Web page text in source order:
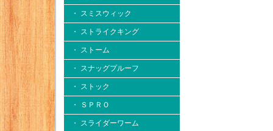
・ スミスウィック
・ ストライクキング
・ ストーム
・ スナッグプルーフ
・ ストック
・ ＳＰＲＯ
・ スライダーワーム